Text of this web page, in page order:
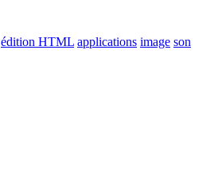
édition HTML applications image son